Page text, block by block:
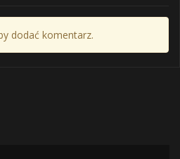
dodać komentarz.